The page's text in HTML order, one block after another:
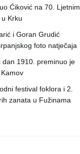
Ćiković na 70. Ljetnim
Krku
i Goran Grudić
foto natječaja
dan 1910. preminuo je
festival foklora i 2.
zanata u Fužinama